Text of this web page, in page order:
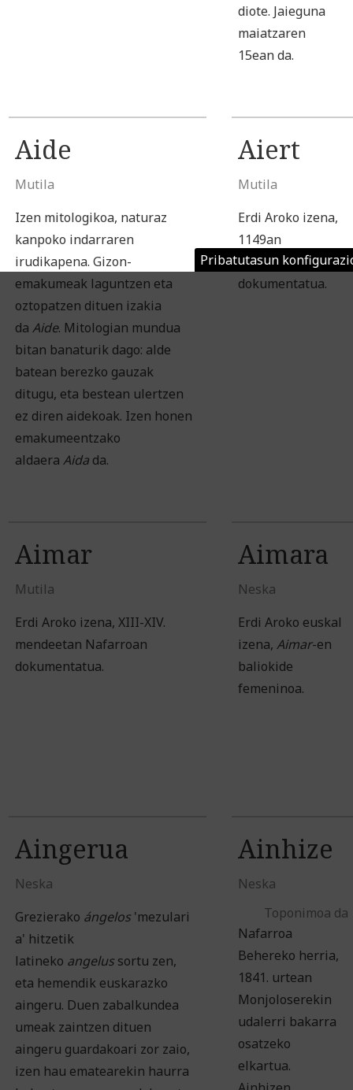
diote. Jaieguna
maiatzaren
15ean da.
Aide
Mutila
Izen mitologikoa, naturaz
kanpoko indarraren
irudikapena. Gizon-
emakumeak laguntzen eta
oztopatzen dituen izakia
daAide. Mitologian mundua
bitan banaturik dago: alde
batean berezko gauzak
ditugu, eta bestean ulertzen
ez diren aidekoak. Izen honen
emakumeentzako
aldaeraAida da.
Aiert
Mutila
Erdi Aroko izena,
1149an
Nafarroan
dokumentatua.
Aimar
Mutila
Erdi Aroko izena, XIII-XIV.
mendeetan Nafarroan
dokumentatua.
Aimara
Neska
Erdi Aroko euskal
izena,Aimar-en
baliokide
femeninoa.
Aingerua
Neska
Grezierako ángelos 'mezulari
a' hitzetik
latineko angelus sortu zen,
eta hemendik euskarazko
aingeru. Duen zabalkundea
umeak zaintzen dituen
aingeru guardakoari zor zaio,
izen hau ematearekin haurra
Ainhize
Neska
Toponimoa da
Nafarroa
Behereko herria,
1841. urtean
Monjoloserekin
udalerri bakarra
osatzeko
elkartua.
Pribatutasun